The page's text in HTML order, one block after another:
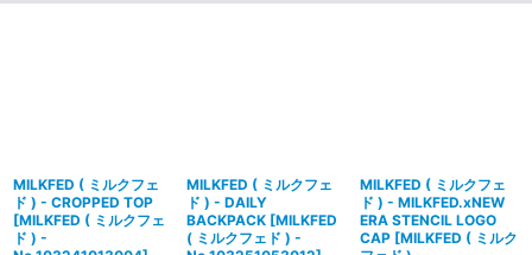
MILKFED ( ミルクフェ
ド ) - CROPPED TOP
[MILKFED ( ミルクフェ
ド ) -
MILKFED ( ミルクフェ
ド ) - DAILY
BACKPACK [MILKFED
( ミルクフェド ) -
MILKFED ( ミルクフェ
ド ) - MILKFED.xNEW
ERA STENCIL LOGO
CAP [MILKFED ( ミルク